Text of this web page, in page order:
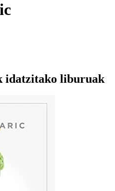
idatzitako liburuak